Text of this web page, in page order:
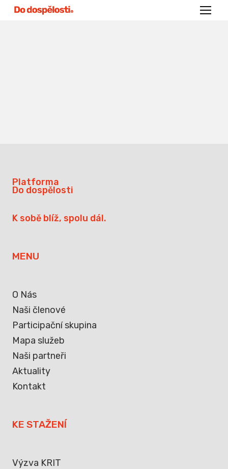
Menu
Platforma
Do dospělosti
K sobě blíž, spolu dál.
MENU
O Nás
Naši členové
Participační skupina
Mapa služeb
Naši partneři
Aktuality
Kontakt
KE STAŽENÍ
Výzva KRIT